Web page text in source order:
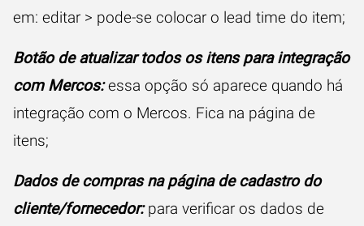
em: editar > pode-se colocar o lead time do item;
Botão de atualizar todos os itens para integração
com Mercos:essa opção só aparece quando há
integração com o Mercos. Fica na página de
itens;
Dados de compras na página de cadastro do
cliente/fornecedor:para verificar os dados de